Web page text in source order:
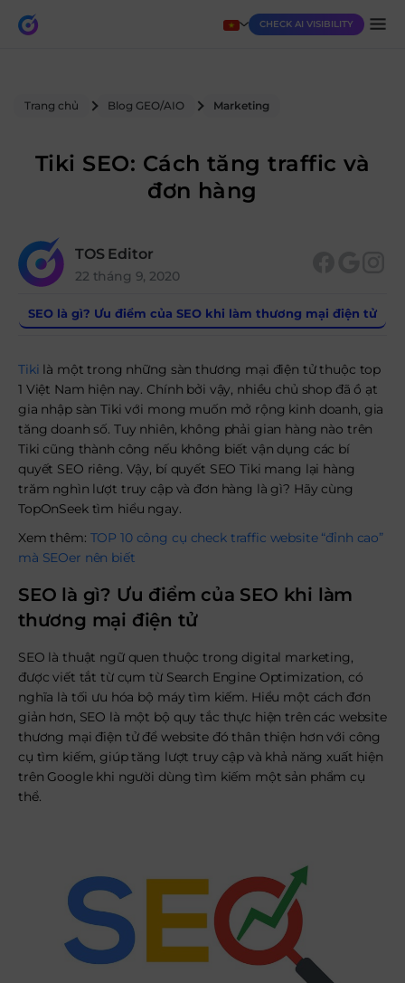
CHECK AI VISIBILITY
Trang chủ Blog GEO/AIO Marketing
Tiki SEO: Cách tăng traffic và
đơn hàng
TOS Editor
22 tháng 9, 2020
SEO là gì? Ưu điểm của SEO khi làm thương mại điện tử
Tiki là một trong những sàn thương mại điện tử thuộc top
1 Việt Nam hiện nay. Chính bởi vậy, nhiều chủ shop đã ồ ạt
gia nhập sàn Tiki với mong muốn mở rộng kinh doanh, gia
tăng doanh số. Tuy nhiên, không phải gian hàng nào trên
Tiki cũng thành công nếu không biết vận dụng các bí
quyết SEO riêng. Vậy, bí quyết SEO Tiki mang lại hàng
trăm nghìn lượt truy cập và đơn hàng là gì? Hãy cùng
TopOnSeek tìm hiểu ngay.
Xem thêm: TOP 10 công cụ check traffic website “đỉnh cao”
mà SEOer nên biết
SEO là gì? Ưu điểm của SEO khi làm
thương mại điện tử
SEO là thuật ngữ quen thuộc trong digital marketing,
được viết tắt từ cụm từ Search Engine Optimization, có
nghĩa là tối ưu hóa bộ máy tìm kiếm. Hiểu một cách đơn
giản hơn, SEO là một bộ quy tắc thực hiện trên các website
thương mại điện tử để website đó thân thiện hơn với công
cụ tìm kiếm, giúp tăng lượt truy cập và khả năng xuất hiện
trên Google khi người dùng tìm kiếm một sản phẩm cụ
thể.